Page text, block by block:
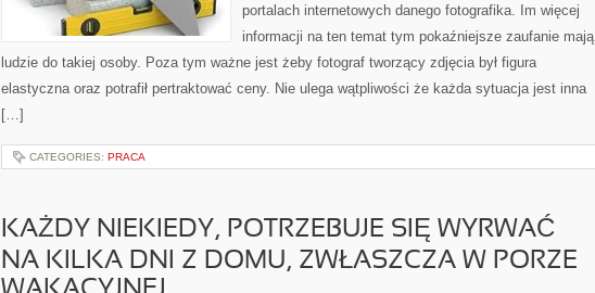
O
NIEJ
OGŁOSIĆ?
portalach internetowych danego fotografika. Im więcej
informacji na ten temat tym pokaźniejsze zaufanie mają
ludzie do takiej osoby. Poza tym ważne jest żeby fotograf tworzący zdjęcia był figura
elastyczna oraz potrafił pertraktować ceny. Nie ulega wątpliwości że każda sytuacja jest inna
[…]
CATEGORIES: PRACA
KAŻDY NIEKIEDY, POTRZEBUJE SIĘ WYRWAĆ
NA KILKA DNI Z DOMU, ZWŁASZCZA W PORZE